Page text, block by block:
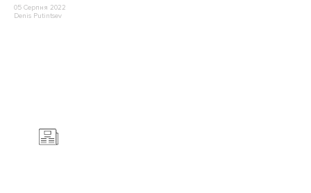
05 Серпня 2022
Denis Putintsev